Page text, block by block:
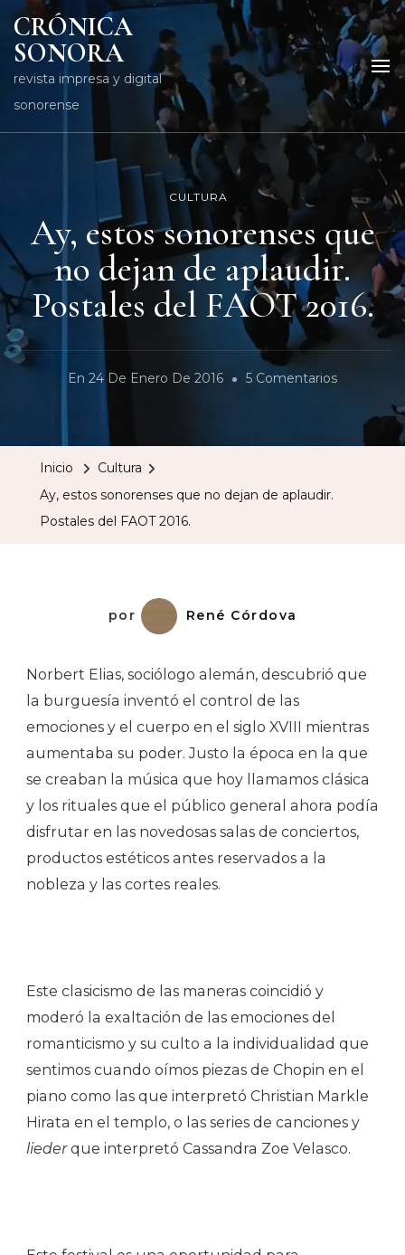
CRÓNICA
SONORA
revista impresa y digital
sonorense
CULTURA
Ay, estos sonorenses que
no dejan de aplaudir.
Postales del FAOT 2016.
En 24 De Enero De 2016 5 ComentariosEn
Inicio
Cultura
Ay, estos sonorenses que no dejan de aplaudir.
Postales del FAOT 2016.
por René Córdova
Norbert Elias, sociólogo alemán, descubrió que
la burguesía inventó el control de las
emociones y el cuerpo en el siglo XVIII mientras
aumentaba su poder. Justo la época en la que
se creaban la música que hoy llamamos clásica
y los rituales que el público general ahora podía
disfrutar en las novedosas salas de conciertos,
productos estéticos antes reservados a la
nobleza y las cortes reales.
Este clasicismo de las maneras coincidió y
moderó la exaltación de las emociones del
romanticismo y su culto a la individualidad que
sentimos cuando oímos piezas de Chopin en el
piano como las que interpretó Christian Markle
Hirata en el templo, o las series de canciones y
liederque interpretó Cassandra Zoe Velasco.